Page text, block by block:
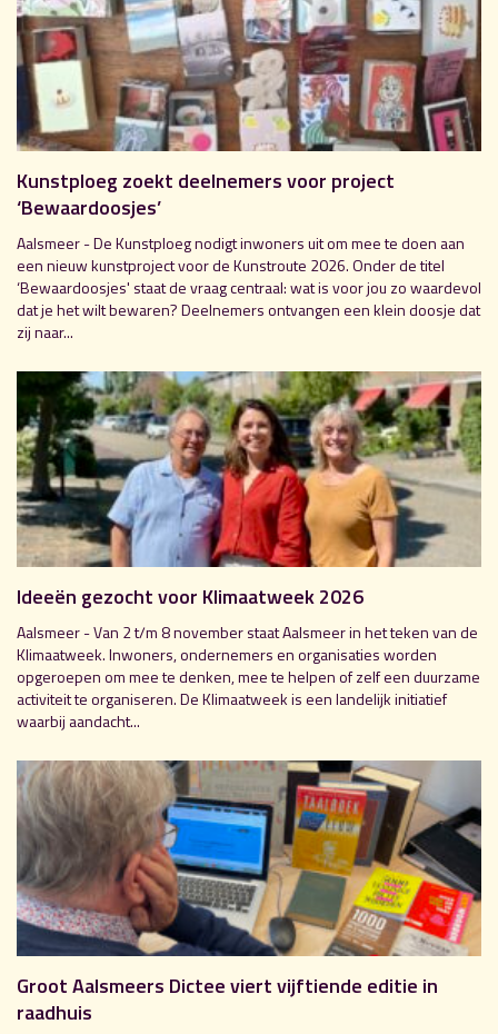
Kunstploeg zoekt deelnemers voor project
‘Bewaardoosjes’
Aalsmeer - De Kunstploeg nodigt inwoners uit om mee te doen aan
een nieuw kunstproject voor de Kunstroute 2026. Onder de titel
‘Bewaardoosjes' staat de vraag centraal: wat is voor jou zo waardevol
dat je het wilt bewaren? Deelnemers ontvangen een klein doosje dat
zij naar...
Ideeën gezocht voor Klimaatweek 2026
Aalsmeer - Van 2 t/m 8 november staat Aalsmeer in het teken van de
Klimaatweek. Inwoners, ondernemers en organisaties worden
opgeroepen om mee te denken, mee te helpen of zelf een duurzame
activiteit te organiseren. De Klimaatweek is een landelijk initiatief
waarbij aandacht...
Groot Aalsmeers Dictee viert vijftiende editie in
raadhuis